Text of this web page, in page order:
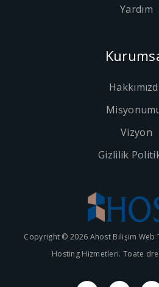
Yardım
Vizyon
Gizlilik
Copyright © 2026 Ahost Bilişim Web
Hosting Hizmetleri. Toate